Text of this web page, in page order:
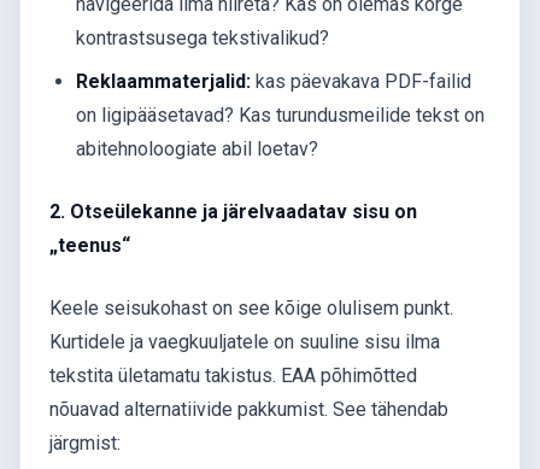
kontrastsusega tekstivalikud?
Reklaammaterjalid: kas päevakava PDF-failid
on ligipääsetavad? Kas turundusmeilide tekst on
abitehnoloogiate abil loetav?
2. Otseülekanne ja järelvaadatav sisu on
„teenus“
Keele seisukohast on see kõige olulisem punkt.
Kurtidele ja vaegkuuljatele on suuline sisu ilma
tekstita ületamatu takistus. EAA põhimõtted
nõuavad alternatiivide pakkumist. See tähendab
järgmist: